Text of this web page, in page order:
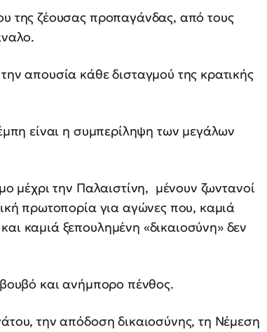
της ζέουσας προπαγάνδας, από τους
απουσία κάθε δισταγμού της κρατικής
είναι η συμπερίληψη των μεγάλων
μέχρι την Παλαιστίνη, μένουν ζωντανοί
πρωτοπορία για αγώνες που, καμιά
καμιά ξεπουλημένη «δικαιοσύνη» δεν
και ανήμπορο πένθος.
την απόδοση δικαιοσύνης, τη Νέμεση